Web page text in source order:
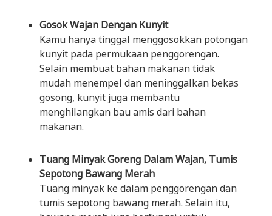
Gosok Wajan Dengan Kunyit
Kamu hanya tinggal menggosokkan potongan
kunyit pada permukaan penggorengan.
Selain membuat bahan makanan tidak
mudah menempel dan meninggalkan bekas
gosong, kunyit juga membantu
menghilangkan bau amis dari bahan
makanan.
Tuang Minyak Goreng Dalam Wajan, Tumis
Sepotong Bawang Merah
Tuang minyak ke dalam penggorengan dan
tumis sepotong bawang merah. Selain itu,